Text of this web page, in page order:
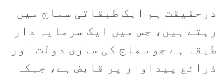
درحقیقت ہم ایک طبقاتی سماج میں
رہتے ہیں، جس میں ایک سرمایہ دار
طبقہ ہے جو سماج کی ساری دولت اور
ذرائع پیداوار پر قابض ہے، جبکہ